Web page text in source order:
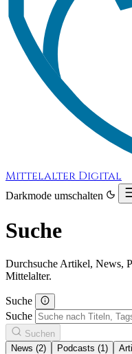
Mittelalter Digital
Darkmode umschalten
Suche
Durchsuche Artikel, News,
Mittelalter.
Suche
Suche
Suchen
News (2)
Podcasts (1)